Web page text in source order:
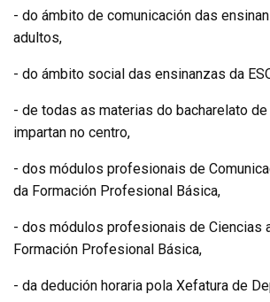
- do ámbito de comunicación das
adultos,
- do ámbito social das ensinanzas da
- de todas as materias do bacharelato
impartan no centro,
- dos módulos profesionais de
da Formación Profesional Básica,
- dos módulos profesionais de Ciencias
Formación Profesional Básica,
- da dedución horaria pola Xefatura de